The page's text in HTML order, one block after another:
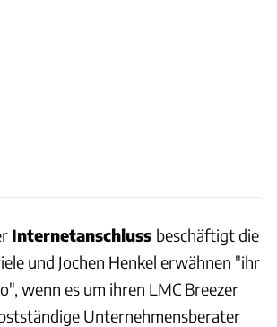
Internetanschluss beschäftigt die
und Jochen Henkel erwähnen "ihr
wenn es um ihren LMC Breezer
Unternehmensberater